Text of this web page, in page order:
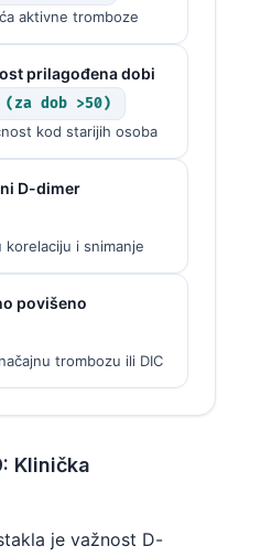
aktivne tromboze
prilagođena dobi
(za dob >50)
kod starijih osoba
D-dimer
korelaciju i snimanje
povišeno
trombozu ili DIC
Klinička
je važnost D-